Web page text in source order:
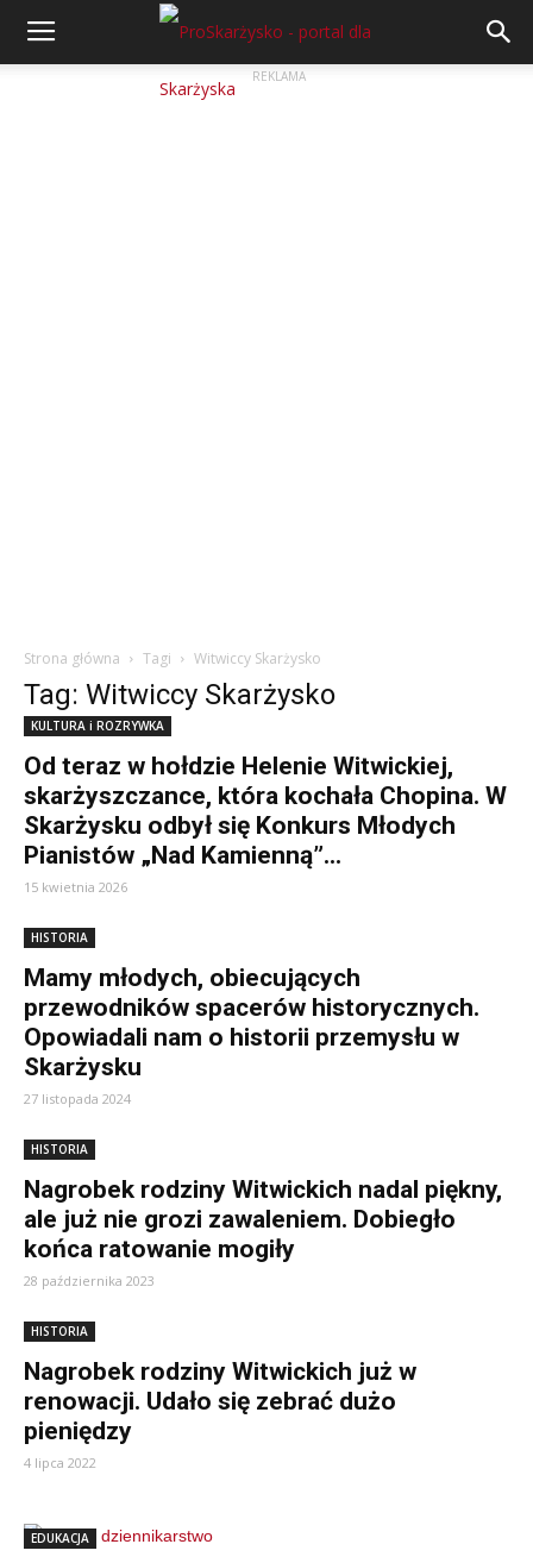
REKLAMA
Strona główna Tagi Witwiccy Skarżysko
Tag: Witwiccy Skarżysko
KULTURA i ROZRYWKA
Od teraz w hołdzie Helenie Witwickiej,
skarżyszczance, która kochała Chopina. W
Skarżysku odbył się Konkurs Młodych
Pianistów „Nad Kamienną”...
15 kwietnia 2026
HISTORIA
Mamy młodych, obiecujących
przewodników spacerów historycznych.
Opowiadali nam o historii przemysłu w
Skarżysku
27 listopada 2024
HISTORIA
Nagrobek rodziny Witwickich nadal piękny,
ale już nie grozi zawaleniem. Dobiegło
końca ratowanie mogiły
28 października 2023
HISTORIA
Nagrobek rodziny Witwickich już w
renowacji. Udało się zebrać dużo
pieniędzy
4 lipca 2022
EDUKACJA